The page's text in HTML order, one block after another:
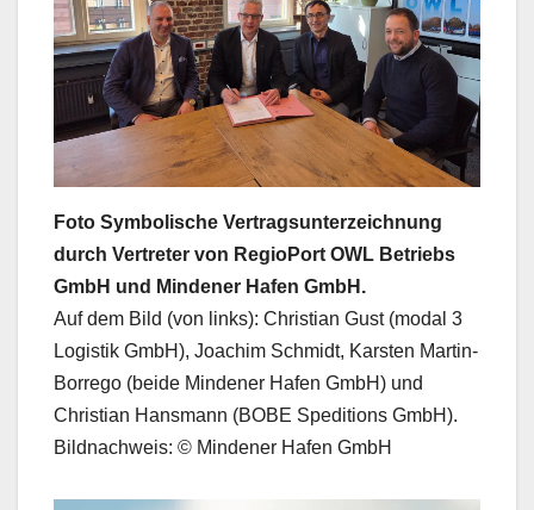
Foto Symbolische Vertragsunterzeichnung
durch Vertreter von RegioPort OWL Betriebs
GmbH und Mindener Hafen GmbH.
Auf dem Bild (von links): Christian Gust (modal 3
Logistik GmbH), Joachim Schmidt, Karsten Martin-
Borrego (beide Mindener Hafen GmbH) und
Christian Hansmann (BOBE Speditions GmbH).
Bildnachweis: © Mindener Hafen GmbH